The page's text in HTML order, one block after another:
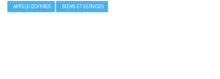
APPELS D’OFFRES BIENS ET SERVICES